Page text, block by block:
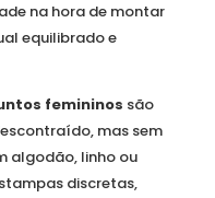
na hora de montar
equilibrado e
femininos são
mas sem
algodão, linho ou
discretas,